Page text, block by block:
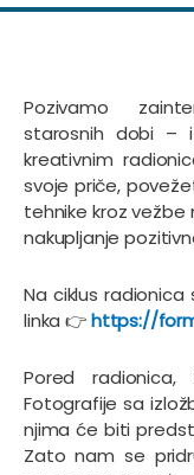
Pozivamo
starosnih dobi –
kreativnim
svoje priče,
tehnike kroz
nakupljanje
Na ciklus
linka 👉https://
Pored
Fotografije sa
njima će biti
Zato nam se